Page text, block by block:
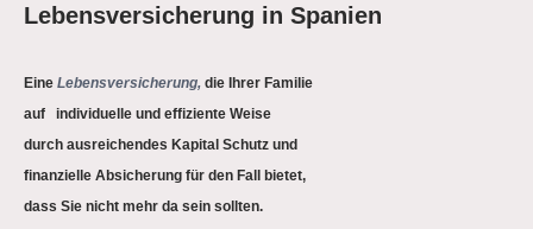
Lebensversicherung in Spanien
Eine Lebensversicherung, die Ihrer Familie
auf individuelle und effiziente Weise
durch ausreichendes Kapital Schutz und
finanzielle Absicherung für den Fall bietet,
dass Sie nicht mehr da sein sollten.